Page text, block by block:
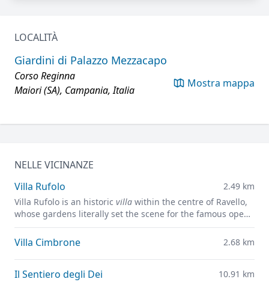
LOCALITÀ
Giardini di Palazzo Mezzacapo
Corso Reginna
Maiori (SA), Campania, Italia
Mostra mappa
NELLE VICINANZE
Villa Rufolo
2.49 km
Villa Rufolo is an historic villa within the centre of Ravello,
whose gardens literally set the scene for the famous open-
air Ravello Festival concerts overlooking the
Mediterranean.
Villa Cimbrone 2.68 km
Il Sentiero degli Dei
10.91 km